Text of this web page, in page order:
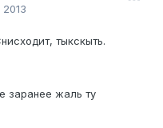
тыкскыть.
заранее жаль ту